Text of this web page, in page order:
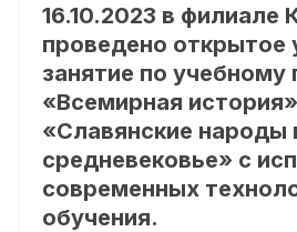
16.10.2023 в
проведено открытое
занятие по учебному
«Всемирная
«Славянские народы
средневековье» с
современных
обучения.